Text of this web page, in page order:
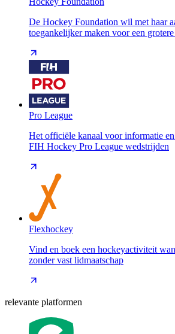
De Hockey Foundation wil met haar
toegankelijker maken voor een
Pro League
Het officiële kanaal voor informatie
FIH Hockey Pro League wedstrijden
Flexhockey
Vind en boek een hockeyactiviteit
zonder vast lidmaatschap
relevante platformen